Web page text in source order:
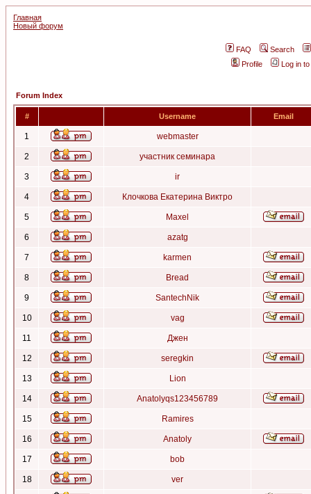
Главная
Новый форум
FAQ
Search
Profile
Log in
Forum Index
# Username Email
1 webmaster
2 участник семинара
3 ir
4 Клочкова Екатерина Виктро
5 Maxel
6 azatg
7 karmen
8 Bread
9 SantechNik
10 vag
11 Джен
12 seregkin
13 Lion
14 Anatolyqs123456789
15 Ramires
16 Anatoly
17 bob
18 ver